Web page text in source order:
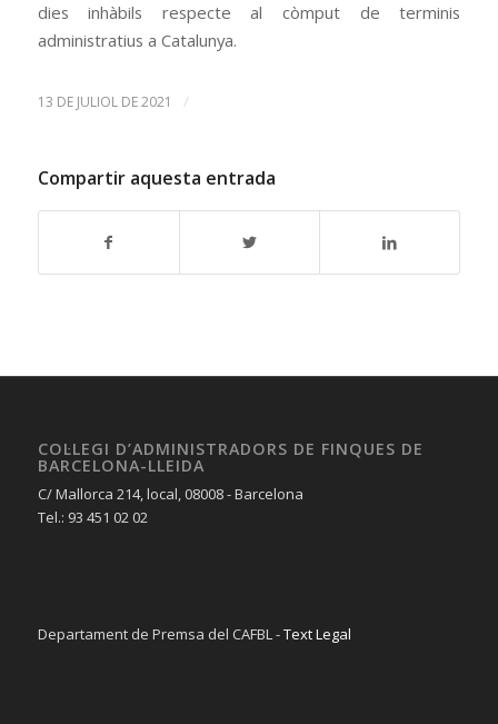
dies inhàbils respecte al còmput de terminis
administratius a Catalunya.
13 DE JULIOL DE 2021 /
Compartir aquesta entrada
COL·LEGI D’ADMINISTRADORS DE FINQUES DE
BARCELONA-LLEIDA
C/ Mallorca 214, local, 08008 - Barcelona
Tel.: 93 451 02 02
Departament de Premsa del CAFBL -Text Legal